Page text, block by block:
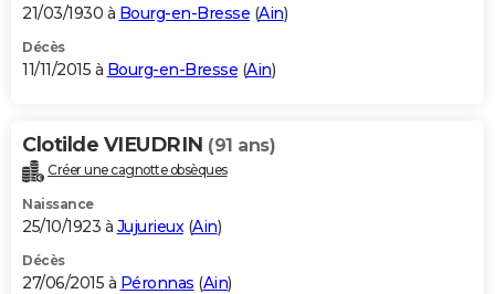
21/03/1930 à Bourg-en-Bresse (Ain)
Décès
11/11/2015 à Bourg-en-Bresse (Ain)
Clotilde VIEUDRIN (91 ans)
Créer une cagnotte obsèques
Naissance
25/10/1923 à Jujurieux(Ain)
Décès
27/06/2015 à Péronnas (Ain)